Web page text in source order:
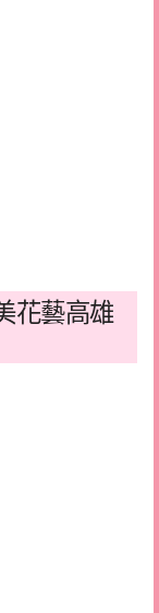
花藝高雄